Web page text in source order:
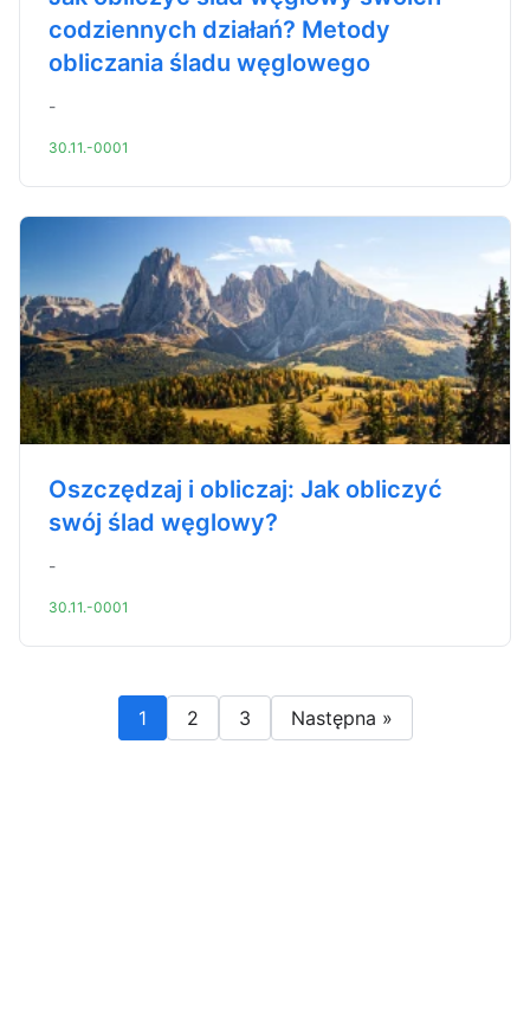
codziennych działań? Metody
obliczania śladu węglowego
-
30.11.-0001
Oszczędzaj i obliczaj: Jak obliczyć
swój ślad węglowy?
-
30.11.-0001
1 2 3 Następna »